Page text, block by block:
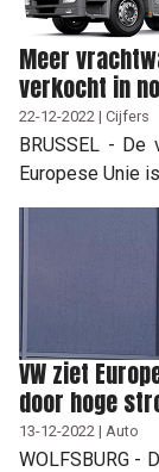
Meer
verkocht in
22-12-2022 | Cijfers
BRUSSEL -
Europese Unie
VW ziet
door hoge
13-12-2022 | Auto
WOLFSBURG -